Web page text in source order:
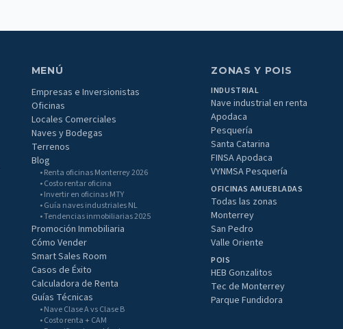
MENÚ
Empresas e Inversionistas
Oficinas
Locales Comerciales
Naves y Bodegas
Terrenos
Blog
• Renta oficinas Monterrey 2026
• Costo rentar oficina
• Invertir en oficinas MTY
• Guía naves industriales NL
• Tendencias inmobiliarias 2025
Promoción Inmobiliaria
Cómo Vender
Smart Sales Room
Casos de Éxito
Calculadora de Renta
Guías Técnicas
• Nave Clase A vs Clase B
• Costo renta + CAM
ZONAS Y POIS
INDUSTRIAL
Nave industrial en renta
Apodaca
Pesquería
Santa Catarina
FINSA Apodaca
VYNMSA Pesquería
OFICINAS AMUEBLADAS
Todas las zonas
Monterrey
San Pedro
Valle Oriente
POIS
HEB Gonzalitos
Tec de Monterrey
Parque Fundidora